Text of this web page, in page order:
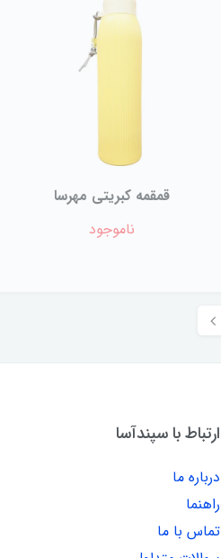
قمقمه کبریتی مهرسا
ناموجود
ارتباط با سپندآسا
درباره ما
راهنما
تماس با ما